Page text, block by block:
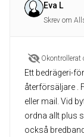
Eva L
Skrev om
Okontrollerat
Ett bedrägeri-
återförsäljare .
eller mail. Vid
ordna allt plus
också